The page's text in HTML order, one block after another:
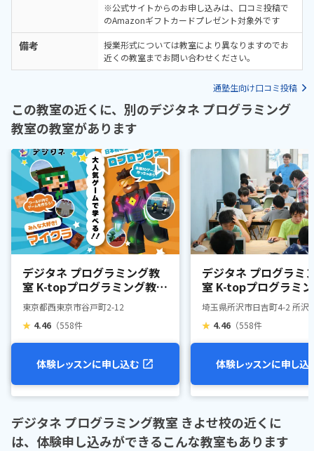
※公式サイトからのお申し込みは、口コミ投稿で
のAmazonギフトカードプレゼント対象外です
備考
授業形式については教室により異なりますのでお
近くの教室までお問い合わせください。
通塾生向け口コミ投稿
この教室の近くに、別のデジタネ プログラミング
教室の教室があります
デジタネ プログラミング教
室 K-topプログラミング教室
西東京ひばりが丘校
東京都西東京市谷戸町2-12
★ 4.46 （558件
体験レッスンに申し込む
デジタネ プログラミ
室 K-topプログラミ
所沢駅前校
埼玉県所沢市日吉町4-2 所沢
★ 4.46 （558件
体験レッスンに申し込
デジタネ プログラミング教室 きよせ校の近くに
は、体験申し込みができるこんな教室もあります